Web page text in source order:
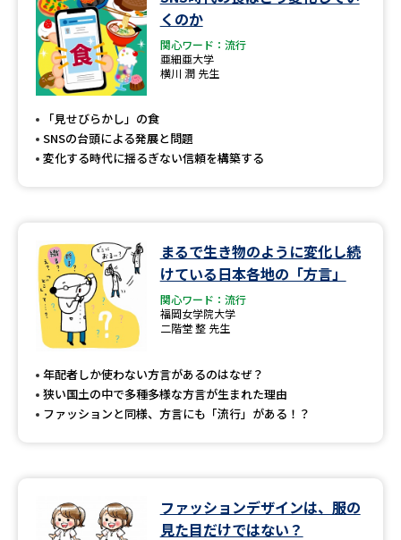
特定商取引表記
訂正のご案内
くのか
関心ワード：流行
亜細亜大学
横川 潤 先生
「見せびらかし」の食
SNSの台頭による発展と問題
変化する時代に揺るぎない信頼を構築する
まるで生き物のように変化し続
けている日本各地の「方言」
関心ワード：流行
福岡女学院大学
二階堂 整 先生
年配者しか使わない方言があるのはなぜ？
狭い国土の中で多種多様な方言が生まれた理由
ファッションと同様、方言にも「流行」がある！？
ファッションデザインは、服の
見た目だけではない？